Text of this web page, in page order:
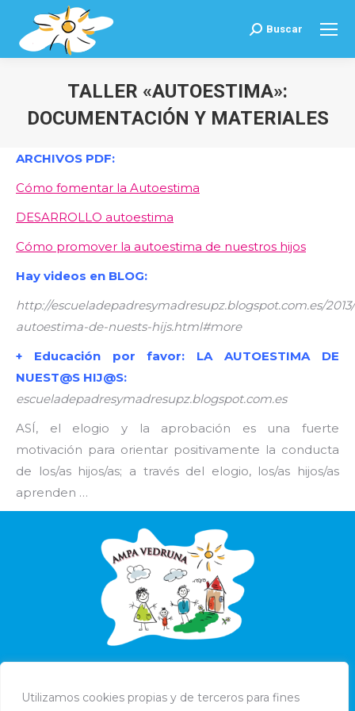
Utilizamos cookies propias y de terceros para fines
Buscar:
Buscar
TALLER «AUTOESTIMA»:
DOCUMENTACIÓN Y MATERIALES
ARCHIVOS PDF:
Cómo fomentar la Autoestima
DESARROLLO autoestima
Cómo promover la autoestima de nuestros hijos
Hay videos en BLOG:
http://escueladepadresymadresupz.blogspot.com.es/
autoestima-de-nuests-hijs.html#more
+ Educación por favor: LA AUTOESTIMA DE
NUEST@S HIJ@S:
escueladepadresymadresupz.blogspot.com.es
ASÍ, el elogio y la aprobación es una fuerte
motivación para orientar positivamente la conducta
de los/as hijos/as; a través del elogio, los/as hijos/as
aprenden …